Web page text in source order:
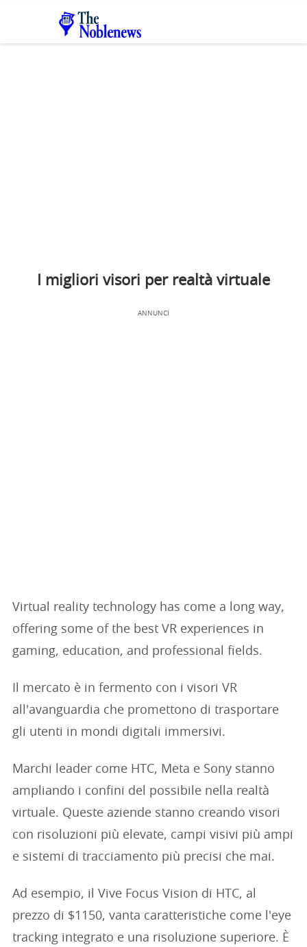
I migliori visori per realtà virtuale
ANNUNCI
Virtual reality technology has come a long way,
offering some of the best VR experiences in
gaming, education, and professional fields.
Il mercato è in fermento con i visori VR
all'avanguardia che promettono di trasportare
gli utenti in mondi digitali immersivi.
Marchi leader come HTC, Meta e Sony stanno
ampliando i confini del possibile nella realtà
virtuale. Queste aziende stanno creando visori
con risoluzioni più elevate, campi visivi più ampi
e sistemi di tracciamento più precisi che mai.
Ad esempio, il Vive Focus Vision di HTC, al
prezzo di $1150, vanta caratteristiche come l'eye
tracking integrato e una risoluzione superiore. È